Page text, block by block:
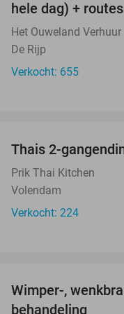
hele dag) + routes
Het Ouweland Verhuur
De Rijp
Verkocht: 655
Thais 2-
Prik Thai Kitchen
Volendam
Verkocht: 224
Wimper-,
behandeling